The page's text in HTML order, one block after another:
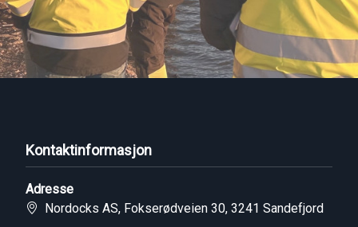
Kontaktinformasjon
Adresse
Nordocks AS, Fokserødveien 30, 3241 Sandefjord